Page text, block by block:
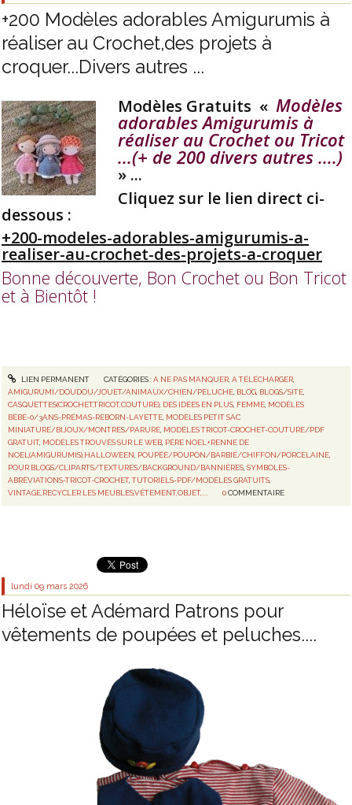
+200 Modèles adorables Amigurumis à
réaliser au Crochet,des projets à
croquer...Divers autres ...
Modèles Gratuits « Modèles
adorables Amigurumis à
réaliser au Crochet ou Tricot
...(+ de 200 divers autres ....)
» ...
Cliquez sur le lien direct ci-
dessous :
+200-modeles-adorables-amigurumis-a-
realiser-au-crochet-des-projets-a-croquer
Bonne découverte, Bon Crochet ou Bon Tricot
et à Bientôt !
LIEN PERMANENT CATÉGORIES :A NE PAS MANQUER, A TÉLÉCHARGER,
AMIGURUMI/DOUDOU/JOUET/ANIMAUX/CHIEN/PELUCHE BLOG BLOGS/SITE
CASQUETTES(CROCHET,TRICOT,COUTURE) DES IDÉES EN PLUS FEMME MODÈLES
BÉBÉ-0/3ANS-PRÉMAS-REBORN-LAYETTE MODÈLES PETIT SAC
MINIATURE/BIJOUX/MONTRES/PARURE MODÈLES TRICOT-CROCHET-COUTURE/PDF
GRATUIT, MODÈLES TROUVÉS SUR LE WEB PÈRE NOEL+RENNE DE
NOEL(AMIGURUMIS),HALLOWEEN POUPÉE/POUPON/BARBIE/CHIFFON/PORCELAINE
POUR BLOGS/CLIPARTS/TEXTURES/BACKGROUND/BANNIÈRES ,SYMBOLES-
ABRÉVIATIONS-TRICOT-CROCHET,TUTORIELS-PDF/MODÈLES GRATUITS
VINTAGE,RECYCLER LES MEUBLES,VÊTEMENT,OBJET,....
0 COMMENTAIRE
lundi 09 mars 2026
Héloïse et Adémard Patrons pour
vêtements de poupées et peluches....